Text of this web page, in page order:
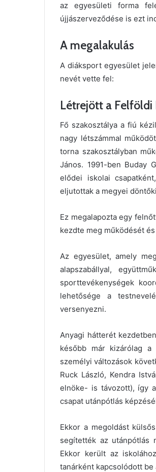
az egyesületi forma
újjászerveződése is ezt
A megalakulás
A diáksport egyesület
nevét vette fel:
Létrejött a Felföldi
Fő szakosztálya a fiú
nagy létszámmal
torna szakosztályban
János. 1991-ben Buday
elődei iskolai
eljutottak a megyei
Ez megalapozta egy
kezdte meg működését
Az egyesület, amely
alapszabállyal,
sporttevékenységek
lehetősége a
versenyezni.
Anyagi hátterét
később már kizárólag
személyi változások
Ruck László, Kendra
elnöke- is távozott), így
csapat utánpótlás
Ekkor a megoldást
segítették az utánpótlás
Ekkor került az
tanárként kapcsolódott be